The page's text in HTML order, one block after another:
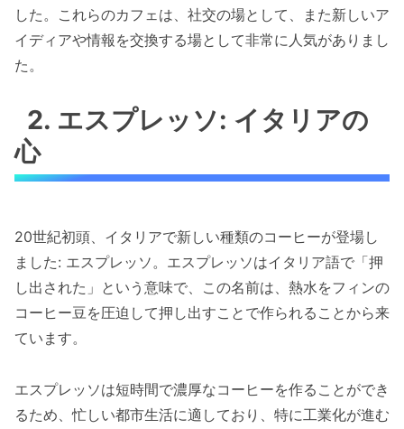
した。これらのカフェは、社交の場として、また新しいア
イディアや情報を交換する場として非常に人気がありまし
た。
2. エスプレッソ: イタリアの
心
20世紀初頭、イタリアで新しい種類のコーヒーが登場し
ました: エスプレッソ。エスプレッソはイタリア語で「押
し出された」という意味で、この名前は、熱水をフィンの
コーヒー豆を圧迫して押し出すことで作られることから来
ています。
エスプレッソは短時間で濃厚なコーヒーを作ることができ
るため、忙しい都市生活に適しており、特に工業化が進む